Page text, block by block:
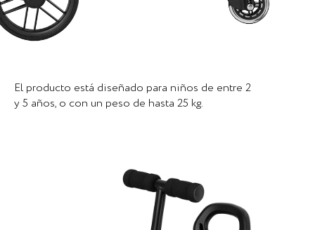
El producto está diseñado para niños de entre 2
y 5 años, o con un peso de hasta 25 kg.